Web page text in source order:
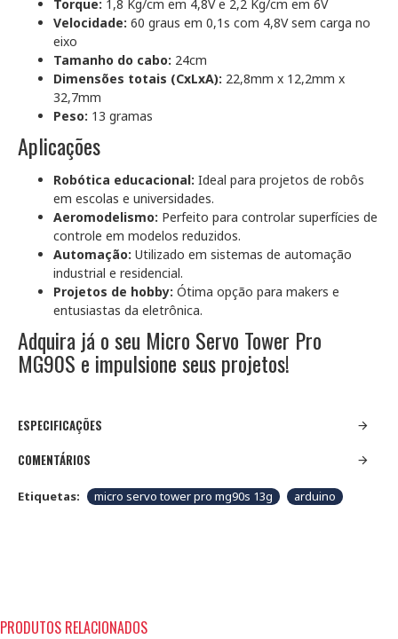
Torque: 1,8 Kg/cm em 4,8V e 2,2 Kg/cm em 6V
Velocidade: 60 graus em 0,1s com 4,8V sem carga no
eixo
Tamanho do cabo: 24cm
Dimensões totais (CxLxA): 22,8mm x 12,2mm x
32,7mm
Peso: 13 gramas
Aplicações
Robótica educacional: Ideal para projetos de robôs
em escolas e universidades.
Aeromodelismo: Perfeito para controlar superfícies de
controle em modelos reduzidos.
Automação: Utilizado em sistemas de automação
industrial e residencial.
Projetos de hobby: Ótima opção para makers e
entusiastas da eletrônica.
Adquira já o seu Micro Servo Tower Pro
MG90S e impulsione seus projetos!
ESPECIFICAÇÕES
COMENTÁRIOS
Etiquetas: micro servo tower pro mg90s 13g arduino
PRODUTOS RELACIONADOS